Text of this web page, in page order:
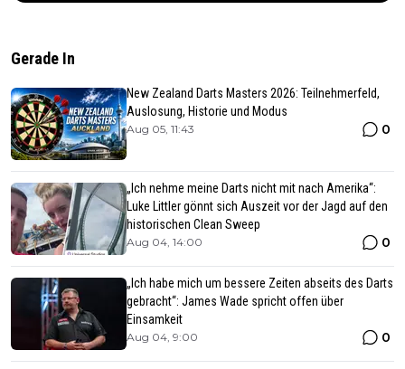
Gerade In
New Zealand Darts Masters 2026: Teilnehmerfeld,
Auslosung, Historie und Modus
Aug 05, 11:43 0
„Ich nehme meine Darts nicht mit nach Amerika“:
Luke Littler gönnt sich Auszeit vor der Jagd auf den
historischen Clean Sweep
Aug 04, 14:00 0
„Ich habe mich um bessere Zeiten abseits des Darts
gebracht“: James Wade spricht offen über
Einsamkeit
Aug 04, 9:00 0